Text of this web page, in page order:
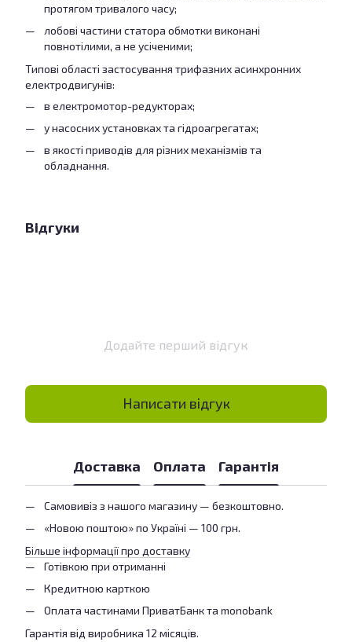
протягом тривалого часу;
лобові частини статора обмотки виконані
повнотілими, а не усіченими;
Типові області застосування трифазних асинхронних
електродвигунів:
в електромотор-редукторах;
у насосних установках та гідроагрегатах;
в якості приводів для різних механізмів та
обладнання.
Відгуки
Додайте перший відгук
Написати відгук
Доставка Оплата Гарантія
Самовивіз з нашого магазину — безкоштовно.
«Новою поштою» по Україні — 100 грн.
Більше інформації про доставку
Готівкою при отриманні
Кредитною карткою
Оплата частинами ПриватБанк та monobank
Гарантія від виробника 12 місяців.